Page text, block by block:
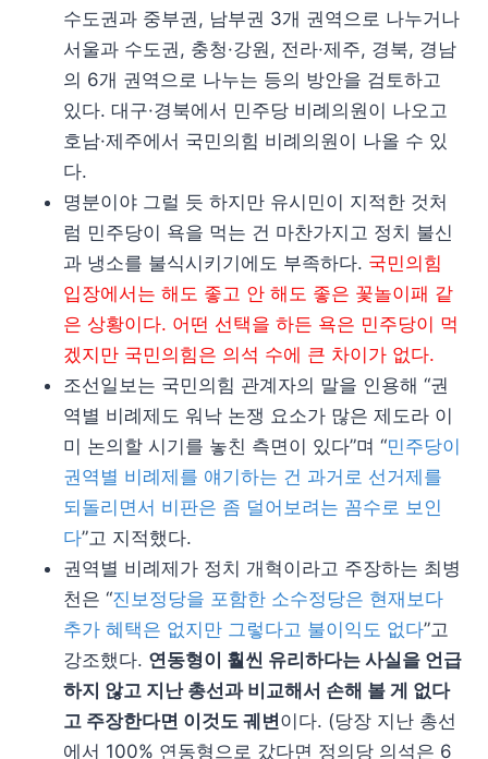
수도권과 중부권, 남부권 3개 권역으로 나누거나
서울과 수도권, 충청·강원, 전라·제주, 경북, 경남
의 6개 권역으로 나누는 등의 방안을 검토하고
있다. 대구·경북에서 민주당 비례의원이 나오고
호남·제주에서 국민의힘 비례의원이 나올 수 있
다.
명분이야 그럴 듯 하지만 유시민이 지적한 것처
럼 민주당이 욕을 먹는 건 마찬가지고 정치 불신
과 냉소를 불식시키기에도 부족하다. 국민의힘
입장에서는 해도 좋고 안 해도 좋은 꽃놀이패 같
은 상황이다. 어떤 선택을 하든 욕은 민주당이 먹
겠지만 국민의힘은 의석 수에 큰 차이가 없다.
조선일보는 국민의힘 관계자의 말을 인용해 “권
역별 비례제도 워낙 논쟁 요소가 많은 제도라 이
미 논의할 시기를 놓친 측면이 있다”며 “민주당이
권역별 비례제를 얘기하는 건 과거로 선거제를
되돌리면서 비판은 좀 덜어보려는 꼼수로 보인
다”고 지적했다.
권역별 비례제가 정치 개혁이라고 주장하는 최병
천은 “진보정당을 포함한 소수정당은 현재보다
추가 혜택은 없지만 그렇다고 불이익도 없다”고
강조했다. 연동형이 훨씬 유리하다는 사실을 언급
하지 않고 지난 총선과 비교해서 손해 볼 게 없다
고 주장한다면 이것도 궤변이다. (당장 지난 총선
에서 100% 연동형으로 갔다면 정의당 의석은 6